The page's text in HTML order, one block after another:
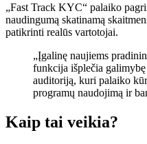
„Fast Track KYC“ palaiko
naudingumą skatinamą
patikrinti realūs vartotojai.
„Įgalinę naujiems
funkcija išplečia
auditoriją, kuri palaiko
programų naudojimą ir
Kaip tai veikia?